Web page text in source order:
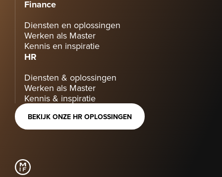
Finance
Diensten en oplossingen
Werken als Master
Kennis en inspiratie
HR
Diensten & oplossingen
Werken als Master
Kennis & inspiratie
BEKIJK ONZE HR OPLOSSINGEN